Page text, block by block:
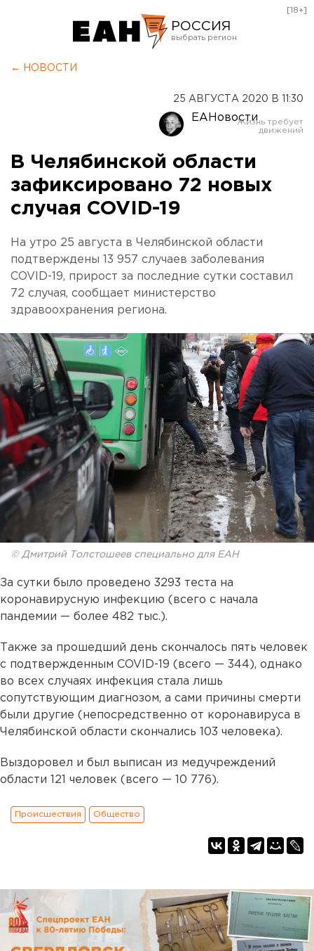
РОССИЯ
Оренбург
[18+]
← НОВОСТИ
25 АВГУСТА 2020 В 11:30
ЕАНовости
В Челябинской области
зафиксировано 72 новых
случая COVID-19
На утро 25 августа в Челябинской области
подтверждены 13 957 случаев заболевания
COVID-19, прирост за последние сутки составил
72 случая, сообщает министерство
здравоохранения региона.
© Дмитрий Толстошеев специально для ЕАН
За сутки было проведено 3293 теста на
коронавирусную инфекцию (всего с начала
пандемии — более 482 тыс.).
Также за прошедший день скончалось пять человек
с подтвержденным COVID-19 (всего — 344), однако
во всех случаях инфекция стала лишь
сопутствующим диагнозом, а сами причины смерти
были другие (непосредственно от коронавируса в
Челябинской области скончались 103 человека).
Выздоровел и был выписан из медучреждений
области 121 человек (всего — 10 776).
Происшествия Общество